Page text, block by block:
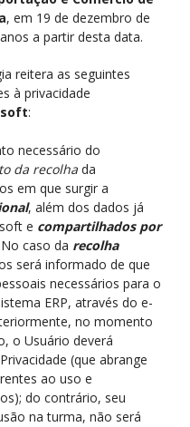
, em 19 de dezembro de
a partir desta data.
reitera as seguintes
à privacidade
:
necessário do
da recolha da
em que surgir a
, além dos dados já
e compartilhados por
caso da recolha
será informado de que
necessários para o
ERP, através do e-
no momento
o Usuário deverá
(que abrange
ao uso e
do contrário, seu
na turma, não será